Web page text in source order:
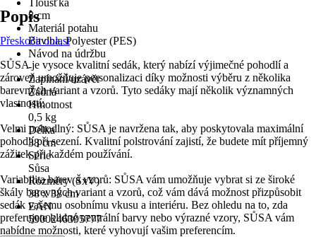
Tloušťka
8 cm
Materiál potahu
Bavlna, Polyester (PES)
Návod na údržbu
-
Zapínání/uzávěr
Žádná
Hmotnost
0,5 kg
Délka
38 cm
Série
Sůsa
Rozměry (ŠxV)
38 x 38 cm
EAN
5900246395777
Popis
Přeskočit oblast
SŮSA je vysoce kvalitní sedák, který nabízí výjimečné pohodlí a
zároveň umožňuje personalizaci díky možnosti výběru z několika
barevných variant a vzorů. Tyto sedáky mají několik významných
vlastností:
Velmi pohodlný: SŮSA je navržena tak, aby poskytovala maximální
pohodlí při sezení. Kvalitní polstrování zajistí, že budete mít příjemný
zážitek při každém používání.
Variabilita barev a vzorů: SŮSA vám umožňuje vybrat si ze široké
škály barevných variant a vzorů, což vám dává možnost přizpůsobit
sedák vašemu osobnímu vkusu a interiéru. Bez ohledu na to, zda
preferujete klidné neutrální barvy nebo výrazné vzory, SŮSA vám
nabídne možnosti, které vyhovují vašim preferencím.